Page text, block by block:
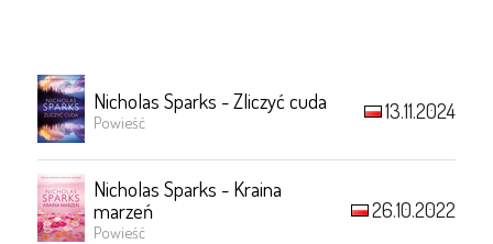
Nicholas Sparks - Zliczyć cuda
Powieść 13.11.2024
Nicholas Sparks - Kraina
marzeń
Powieść
26.10.2022